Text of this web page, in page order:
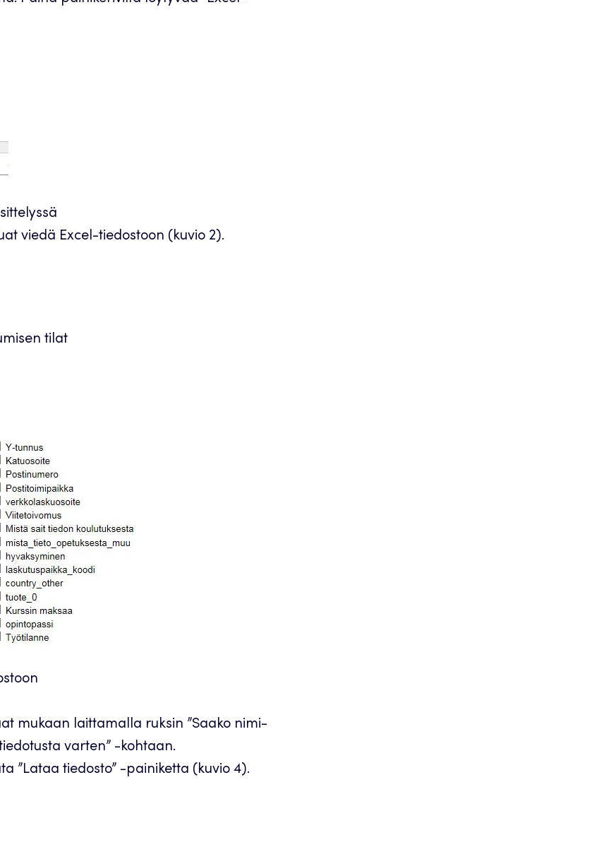
viedä Excel-tiedostoon (kuvio 2).
tilat
mukaan laittamalla ruksin ”Saako nimi-
varten” -kohtaan.
”Lataa tiedosto” -painiketta (kuvio 4).